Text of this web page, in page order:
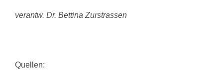
verantw. Dr. Bettina Zurstrassen
Quellen: